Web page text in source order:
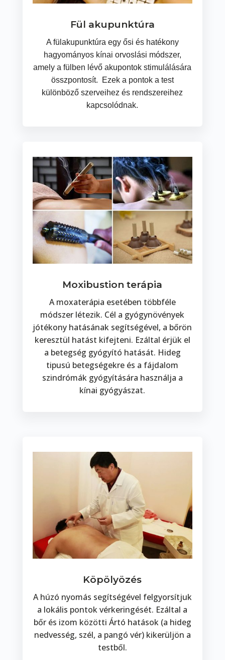
Fül akupunktúra
A fülakupunktúra egy ősi és hatékony
hagyományos kínai orvoslási módszer,
amely a fülben lévő akupontok stimulálására
összpontosít. Ezek a pontok a test
különböző szerveihez és rendszereihez
kapcsolódnak.
Moxibustion terápia
A moxaterápia esetében többféle
módszer létezik. Cél a gyógynövények
jótékony hatásának segítségével, a bőrön
keresztül hatást kifejteni. Ezáltal érjük el
a betegség gyógyító hatását. Hideg
tipusú betegségekre és a fájdalom
szindrómák gyógyítására használja a
kínai gyógyászat.
Köpölyözés
A húzó nyomás segítségével felgyorsítjuk
a lokális pontok vérkeringését. Ezáltal a
bőr és izom közötti Ártó hatások (a hideg
nedvesség, szél, a pangó vér) kikerüljön a
testből.